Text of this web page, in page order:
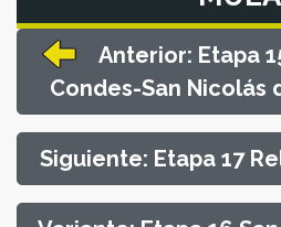
Anterior: Etapa
Condes-San Nicolás
Siguiente: Etapa 17